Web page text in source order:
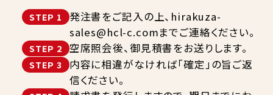
STEP 1
発注書をご記入の上、hirakuza-
sales@hcl-c.comまでご連絡ください。
STEP 2 空席照会後、御見積書をお送りします。
STEP 3
内容に相違がなければ「確定」の旨ご返
信ください。